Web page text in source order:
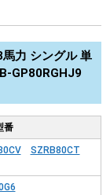
力 シングル 単
GP80RGHJ9
番
SZRB80CT